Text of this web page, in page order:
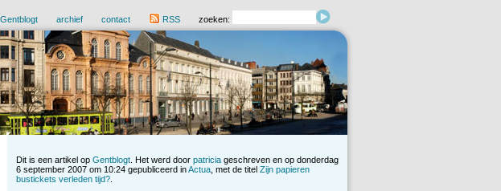
archief contact RSS zoeken:
Dit is een artikel op Gentblogt . Het werd door patricia geschreven en op donderdag
6 september 2007 om 10:24 gepubliceerd inActua , met de titel Zijn papieren
bustickets verleden tijd?